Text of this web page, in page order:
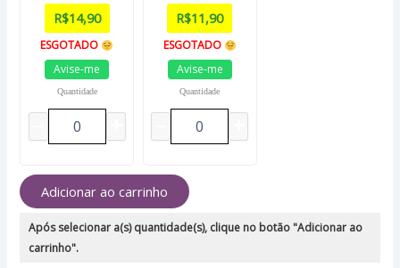
R$14,90
ESGOTADO
Avise-me
Quantidade
R$11,90
ESGOTADO
Avise-me
Quantidade
Adicionar ao carrinho
Após selecionar a(s) quantidade(s), clique no botão "Adicionar ao
carrinho".